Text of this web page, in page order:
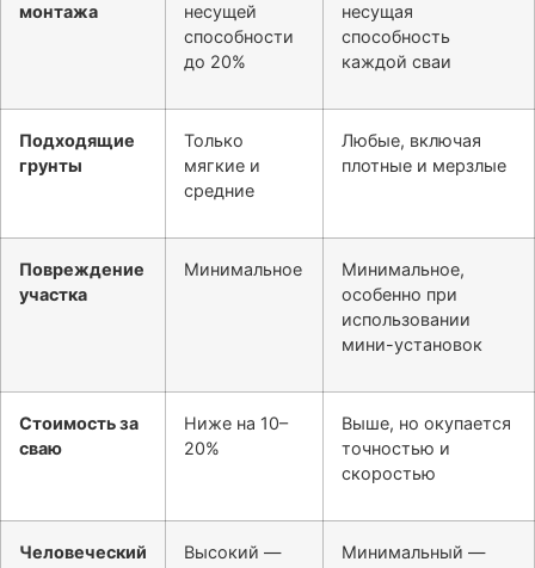
монтажа
несущей
способности
до 20%
несущая
способность
каждой сваи
Подходящие
грунты
Только
мягкие и
средние
Любые, включая
плотные и мерзлые
Повреждение
участка
Минимальное
Минимальное,
особенно при
использовании
мини-установок
Стоимость за
сваю
Ниже на 10–
20%
Выше, но окупается
точностью и
скоростью
Человеческий
Высокий —
Минимальный —